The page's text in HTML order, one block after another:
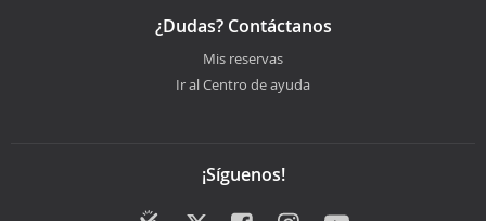
¿Dudas? Contáctanos
Mis reservas
Ir al Centro de ayuda
¡Síguenos!